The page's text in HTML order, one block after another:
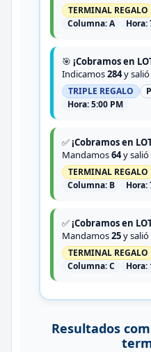
TERMINAL REGALO
Columna:A Hora:
🎯 ¡Cobramos en
Indicamos284y salió
TRIPLE REGALO
Hora:5:00 PM
✅¡Cobramos en
Mandamos64y salió
TERMINAL REGALO
Columna: B Hora:
✅¡Cobramos en
Mandamos25y salió
TERMINAL REGALO
Columna:C Hora:
Resultados